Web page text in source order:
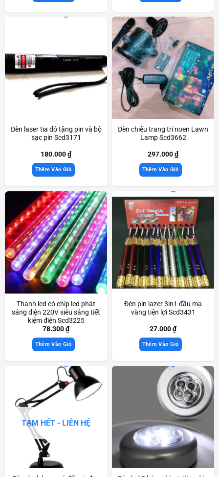
Đèn laser tia đỏ tặng pin và bộ
sạc pin Scd3171
180.000₫
Thêm Vào Giỏ
Đèn chiếu trang trí noen Lawn
Lamp Scd3662
297.000₫
Thêm Vào Giỏ
Thanh led có chip led phát
sáng điện 220V siêu sáng tiết
kiệm điện Scd3225
78.300₫
Thêm Vào Giỏ
Đèn pin lazer 3in1 đầu mạ
vàng tiện lợi Scd3431
27.000₫
Thêm Vào Giỏ
TẠM HẾT - LIÊN HỆ